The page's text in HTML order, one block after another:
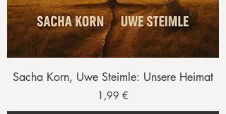
Sacha Korn, Uwe Steimle: Unsere Heimat
Preis
1,99 €